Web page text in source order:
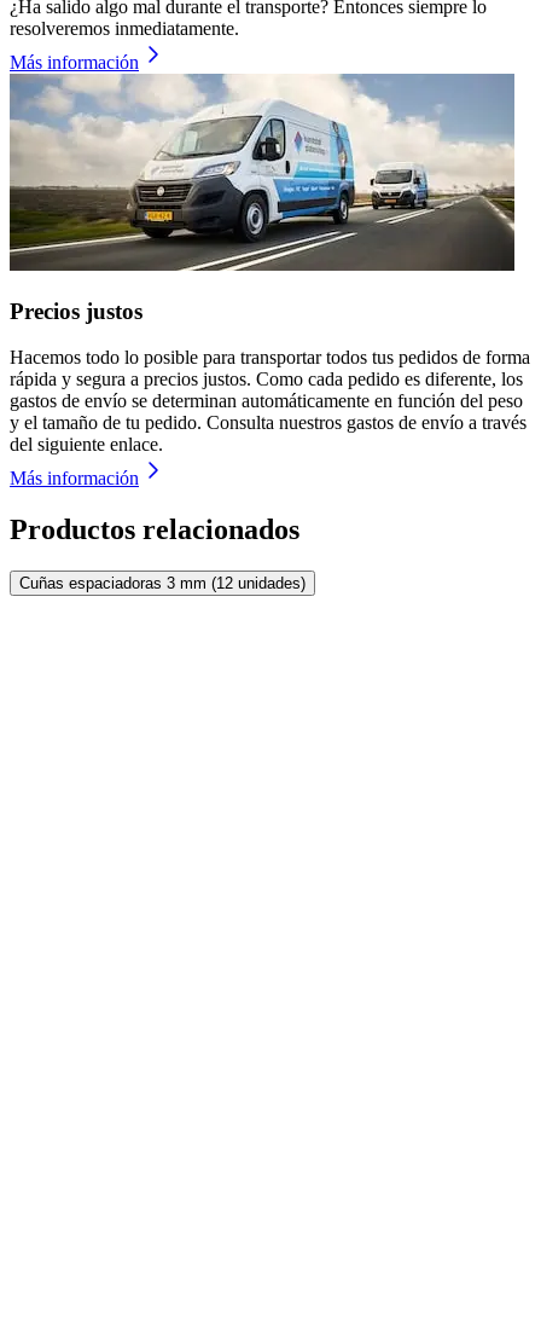
¿Ha salido algo mal durante el transporte? Entonces siempre lo
resolveremos inmediatamente.
Más información
Precios justos
Hacemos todo lo posible para transportar todos tus pedidos de forma
rápida y segura a precios justos. Como cada pedido es diferente, los
gastos de envío se determinan automáticamente en función del peso
y el tamaño de tu pedido. Consulta nuestros gastos de envío a través
del siguiente enlace.
Más información
Productos relacionados
Cuñas espaciadoras 3 mm (12 unidades)